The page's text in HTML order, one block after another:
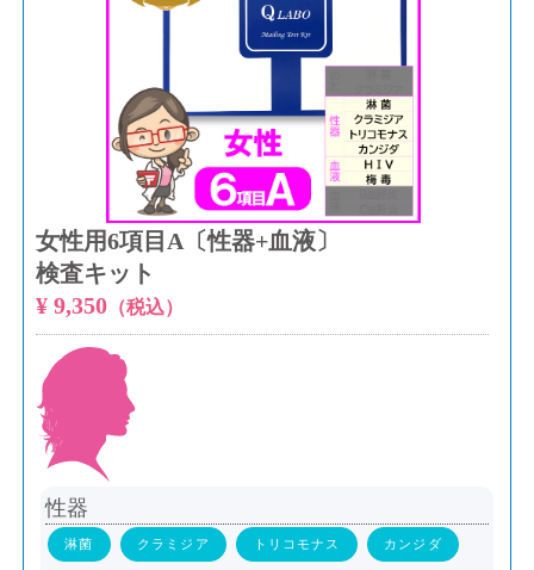
女性用6項目A〔性器+血液〕
検査キット
¥ 9,350（税込）
性器
淋菌 クラミジア トリコモナス カンジダ